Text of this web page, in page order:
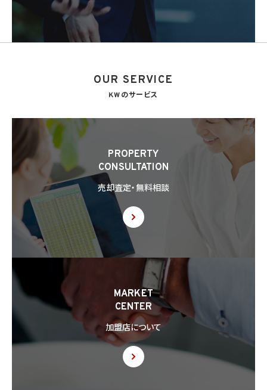
OUR SERVICE
KWのサービス
PROPERTY
CONSULTATION
売却査定・無料相談
MARKET
CENTER
加盟店について